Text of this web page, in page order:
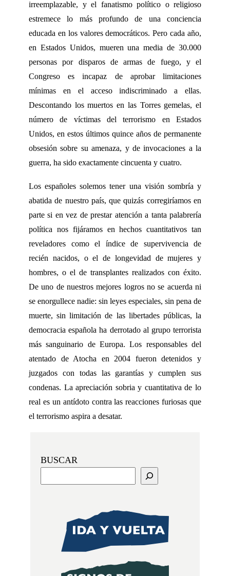
irreemplazable, y el fanatismo político o religioso
estremece lo más profundo de una conciencia
educada en los valores democráticos. Pero cada año,
en Estados Unidos, mueren una media de 30.000
personas por disparos de armas de fuego, y el
Congreso es incapaz de aprobar limitaciones
mínimas en el acceso indiscriminado a ellas.
Descontando los muertos en las Torres gemelas, el
número de víctimas del terrorismo en Estados
Unidos, en estos últimos quince años de permanente
obsesión sobre su amenaza, y de invocaciones a la
guerra, ha sido exactamente cincuenta y cuatro.
Los españoles solemos tener una visión sombría y
abatida de nuestro país, que quizás corregiríamos en
parte si en vez de prestar atención a tanta palabrería
política nos fijáramos en hechos cuantitativos tan
reveladores como el índice de supervivencia de
recién nacidos, o el de longevidad de mujeres y
hombres, o el de transplantes realizados con éxito.
De uno de nuestros mejores logros no se acuerda ni
se enorgullece nadie: sin leyes especiales, sin pena de
muerte, sin limitación de las libertades públicas, la
democracia española ha derrotado al grupo terrorista
más sanguinario de Europa. Los responsables del
atentado de Atocha en 2004 fueron detenidos y
juzgados con todas las garantías y cumplen sus
condenas. La apreciación sobria y cuantitativa de lo
real es un antídoto contra las reacciones furiosas que
el terrorismo aspira a desatar.
BUSCAR